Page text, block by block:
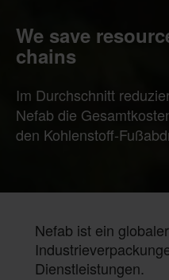
We save
chains
Im Durchschnitt
Nefab die
den Kohlenstoff-
Nefab ist ein
Dienstleistungen.